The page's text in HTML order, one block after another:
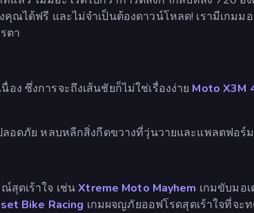
ณได้ฟรี และไม่จำเป็นต้องดาวน์โหลด! เรามีเกมม
ตา
ง ซึ่งการจะถึงเส้นชัยก็ไม่ใช่เรื่องง่าย Moto X3M
อดภัย หลบหลีกสิ่งกีดขวางที่วุ่นวายและแพลตฟอ
สุดเร้าใจ เช่นXtreme Moto Mayhem เกมขับมอ
Bike Racing เกมผจญภัยออฟโรดสุดเร้าใจที่จ